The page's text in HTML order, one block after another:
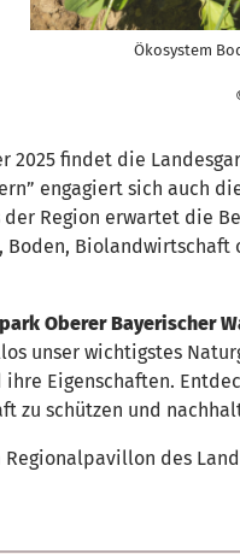
Ökosystem
2025 findet die
engagiert sich auch
der Region erwartet die
Boden, Biolandwirtschaft
Oberer Bayerischer
unser wichtigstes
Eigenschaften.
zu schützen und
des